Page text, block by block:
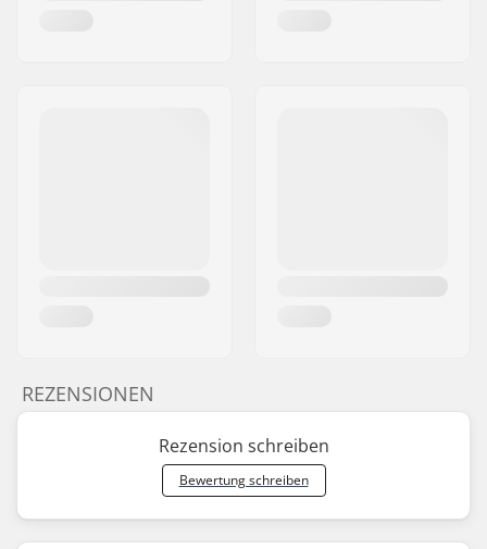
REZENSIONEN
Rezension schreiben
Bewertung schreiben